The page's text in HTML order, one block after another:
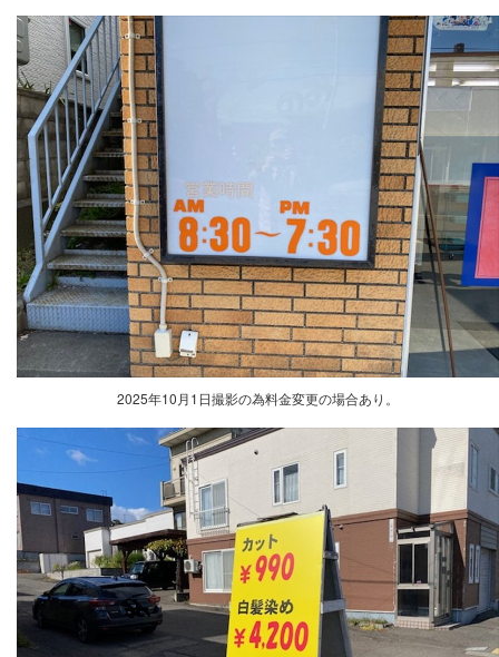
2025年10月1日撮影の為料金変更の場合あり。